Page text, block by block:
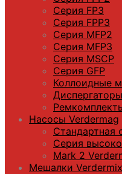
Серия FP3
Серия FPP3
Серия МFP2
Серия МFP3
Серия MSCP
Серия GFP
Коллоидные
Насосы Verdermag
Стандартная
Серия
Mark 2
Мешалки Verdermix